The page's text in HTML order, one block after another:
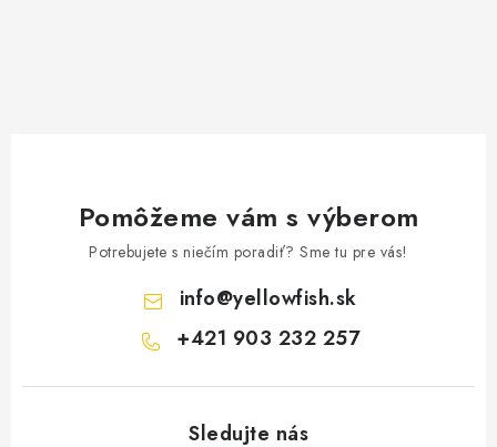
Pomôžeme vám s výberom
Potrebujete s niečím poradiť? Sme tu pre vás!
info@yellowfish.sk
+421 903 232 257